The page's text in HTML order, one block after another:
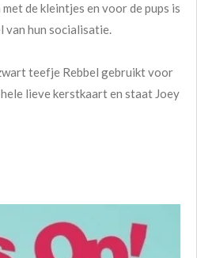
de kleintjes en voor de pups is
van hun socialisatie.
teefje Rebbel gebruikt voor
lieve kerstkaart en staat Joey